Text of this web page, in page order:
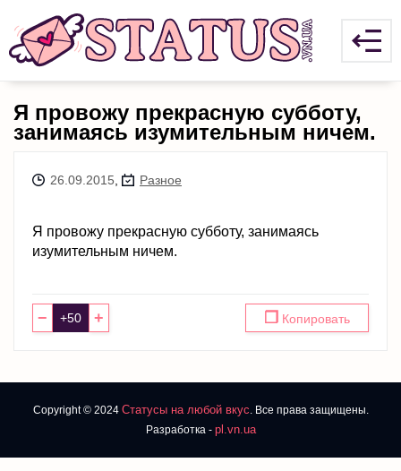
Я провожу прекрасную субботу,
занимаясь изумительным ничем.
26.09.2015 Разное
Я провожу прекрасную субботу, занимаясь
изумительным ничем.
− + ❐ Копировать
Copyright © 2024 Статусы на любой вкус. Все права защищены.
Разработка - pl.vn.ua